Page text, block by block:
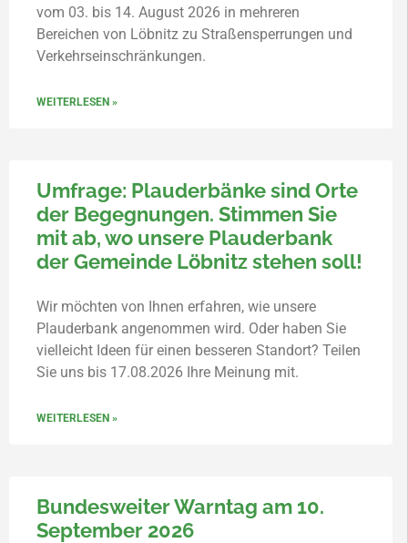
vom 03. bis 14. August 2026 in mehreren
Bereichen von Löbnitz zu Straßensperrungen und
Verkehrseinschränkungen.
WEITERLESEN »
Umfrage: Plauderbänke sind Orte
der Begegnungen. Stimmen Sie
mit ab, wo unsere Plauderbank
der Gemeinde Löbnitz stehen soll!
Wir möchten von Ihnen erfahren, wie unsere
Plauderbank angenommen wird. Oder haben Sie
vielleicht Ideen für einen besseren Standort? Teilen
Sie uns bis 17.08.2026 Ihre Meinung mit.
WEITERLESEN »
Bundesweiter Warntag am 10.
September 2026